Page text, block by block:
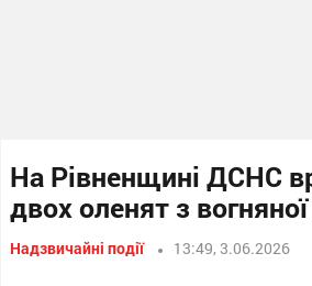
На Рівненщині ДСНС
двох оленят з
Надзвичайні події 13:49, 3.06.2026